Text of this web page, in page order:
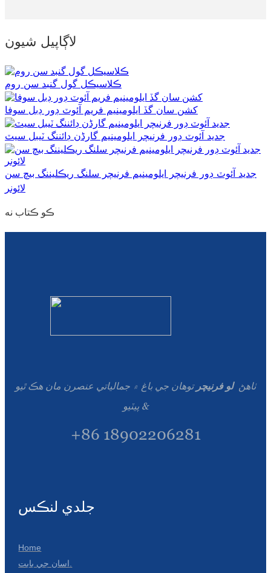
لاڳاپيل شيون
ڪلاسيڪل گول گنبد سن روم
کشن سان گڏ ايلومينيم فريم آئوٽ ڊور ڊبل سوفا
جديد آئوٽ ڊور فرنيچر ايلومينيم گارڈن ڊائننگ ٽيبل سيٽ
جديد آئوٽ ڊور فرنيچر ايلومينيم فرنيچر سلنگ ريڪليننگ بيچ سن
لائونر
ڪو ڪتاب نه
ٺاهڻ لو فرنيچرتوهان جي باغ ۾ جمالياتي عنصرن مان هڪ ٿيو
& پيٽيو
+86 18902206281
جلدي لنڪس
Home
اسان جي بابت.